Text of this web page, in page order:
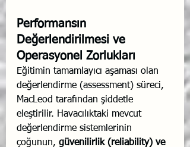
Performansın
Değerlendirilmesi ve
Operasyonel Zorlukları
Eğitimin tamamlayıcı aşaması olan
değerlendirme (assessment) süreci,
MacLeod tarafından şiddetle
eleştirilir. Havacılıktaki mevcut
değerlendirme sistemlerinin
çoğunun, güvenilirlik (reliability) ve